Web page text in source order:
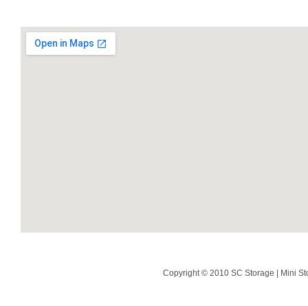
Copyright © 2010 SC Storage | Mini